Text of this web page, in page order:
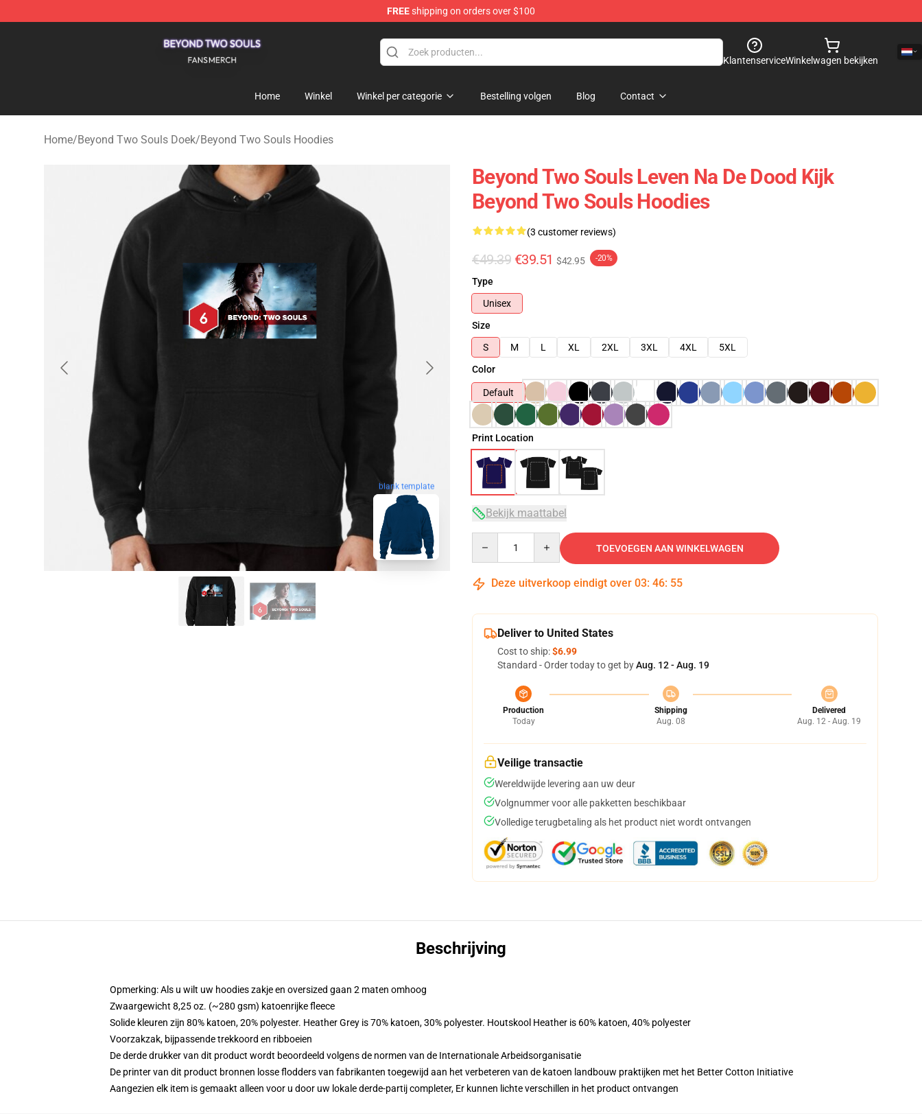
FREEshipping on orders over $100
KlantenserviceWinkelwagen bekijken
Home Winkel Winkel per categorie Bestelling volgen Blog Contact
Home/Beyond Two Souls Doek/Beyond Two Souls Hoodies
blank template
Beyond Two Souls Leven Na De Dood Kijk
Beyond Two Souls Hoodies
(3 customer reviews)
€49.39 €39.51 $42.95 -20%
Type
Unisex
Size
S
M L XL 2XL 3XL 4XL
5XL
Color
Default
Print Location
Bekijk maattabel
TOEVOEGEN AAN WINKELWAGEN
Deze uitverkoop eindigt over 03: 46: 54
Deliver to United States
Cost to ship:$6.99
Standard - Order today to get byAug. 12 - Aug. 19
Production
Today
Shipping
Aug. 08
Delivered
Aug. 12 - Aug. 19
Veilige transactie
Wereldwijde levering aan uw deur
Volgnummer voor alle pakketten beschikbaar
Volledige terugbetaling als het product niet wordt ontvangen
Beschrijving
Opmerking: Als u wilt uw hoodies zakje en oversized gaan 2 maten omhoog
Zwaargewicht 8,25 oz. (~280 gsm) katoenrijke fleece
Solide kleuren zijn 80% katoen, 20% polyester. Heather Grey is 70% katoen, 30% polyester. Houtskool Heather is 60% katoen, 40% polyester
Voorzakzak, bijpassende trekkoord en ribboeien
De derde drukker van dit product wordt beoordeeld volgens de normen van de Internationale Arbeidsorganisatie
De printer van dit product bronnen losse flodders van fabrikanten toegewijd aan het verbeteren van de katoen landbouw praktijken met het Better Cotton Initiative
Aangezien elk item is gemaakt alleen voor u door uw lokale derde-partij completer, Er kunnen lichte verschillen in het product ontvangen